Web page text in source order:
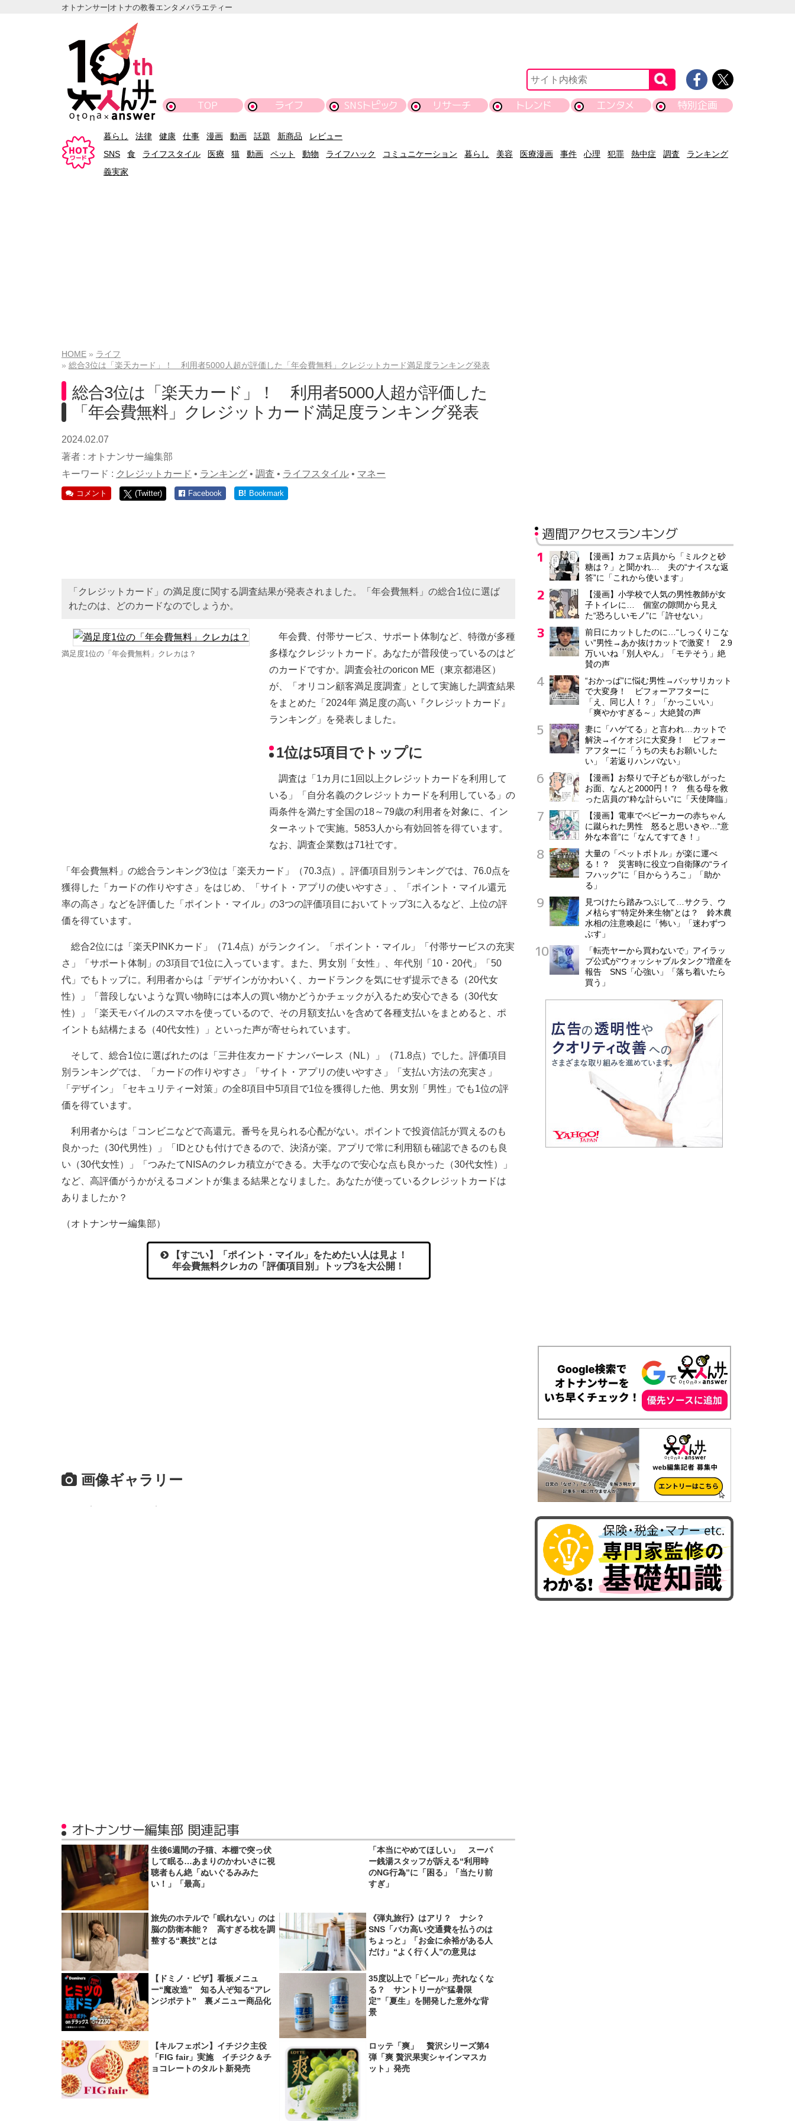
オトナンサー|オトナの教養エンタメバラエティー
TOP ライフ SNSトピック リサーチ トレンド エンタメ 特別企画
暮らし 法律 健康 仕事 漫画 動画 話題 新商品
レビュー
SNS
食 ライフスタイル 医療 猫 動画 ペット 動物 ライフハック コミュニケーション 暮らし 美容 医療漫画 事件 心理 犯罪 熱中症 調査
ランキング
義実家
HOME
ライフ
総合3位は「楽天カード」！ 利用者5000人超が評価した「年会費無料」クレジットカード満足度ランキング発表
総合3位は「楽天カード」！ 利用者5000人超が評価した
「年会費無料」クレジットカード満足度ランキング発表
2024.02.07
著者 : オトナンサー編集部
キーワード : クレジットカード • ランキング • 調査 • ライフスタイル • マネー
コメント (Twitter) Facebook B! Bookmark
「クレジットカード」の満足度に関する調査結果が発表されました。「年会費無料」の総合1位に選ば
れたのは、どのカードなのでしょうか。
満足度1位の「年会費無料」クレカは？
年会費、付帯サービス、サポート体制など、特徴が多種
多様なクレジットカード。あなたが普段使っているのはど
のカードですか。調査会社のoricon ME（東京都港区）
が、「オリコン顧客満足度調査」として実施した調査結果
をまとめた「2024年 満足度の高い『クレジットカード』
ランキング」を発表しました。
1位は5項目でトップに
調査は「1カ月に1回以上クレジットカードを利用して
いる」「自分名義のクレジットカードを利用している」の
両条件を満たす全国の18～79歳の利用者を対象に、イン
ターネットで実施。5853人から有効回答を得ています。
なお、調査企業数は71社です。
「年会費無料」の総合ランキング3位は「楽天カード」（70.3点）。評価項目別ランキングでは、76.0点を
獲得した「カードの作りやすさ」をはじめ、「サイト・アプリの使いやすさ」、「ポイント・マイル還元
率の高さ」などを評価した「ポイント・マイル」の3つの評価項目においてトップ3に入るなど、上位の評
価を得ています。
総合2位には「楽天PINKカード」（71.4点）がランクイン。「ポイント・マイル」「付帯サービスの充実
さ」「サポート体制」の3項目で1位に入っています。また、男女別「女性」、年代別「10・20代」「50
代」でもトップに。利用者からは「デザインがかわいく、カードランクを気にせず提示できる（20代女
性）」「普段しないような買い物時には本人の買い物かどうかチェックが入るため安心できる（30代女
性）」「楽天モバイルのスマホを使っているので、その月額支払いを含めて各種支払いをまとめると、ポ
イントも結構たまる（40代女性）」といった声が寄せられています。
そして、総合1位に選ばれたのは「三井住友カード ナンバーレス（NL）」（71.8点）でした。評価項目
別ランキングでは、「カードの作りやすさ」「サイト・アプリの使いやすさ」「支払い方法の充実さ」
「デザイン」「セキュリティー対策」の全8項目中5項目で1位を獲得した他、男女別「男性」でも1位の評
価を得ています。
利用者からは「コンビニなどで高還元。番号を見られる心配がない。ポイントで投資信託が買えるのも
良かった（30代男性）」「IDとひも付けできるので、決済が楽。アプリで常に利用額も確認できるのも良
い（30代女性）」「つみたてNISAのクレカ積立ができる。大手なので安心な点も良かった（30代女性）」
など、高評価がうかがえるコメントが集まる結果となりました。あなたが使っているクレジットカードは
ありましたか？
（オトナンサー編集部）
【すごい】「ポイント・マイル」をためたい人は見よ！
年会費無料クレカの「評価項目別」トップ3を大公開！
画像ギャラリー
オトナンサー編集部 関連記事
生後6週間の子猫、本棚で突っ伏
して眠る…あまりのかわいさに視
聴者もん絶「ぬいぐるみみた
い！」「最高」
「本当にやめてほしい」 スーパ
ー銭湯スタッフが訴える“利用時
のNG行為”に「困る」「当たり前
すぎ」
旅先のホテルで「眠れない」のは
脳の防衛本能？ 高すぎる枕を調
整する“裏技”とは
《弾丸旅行》はアリ？ ナシ？
SNS「バカ高い交通費を払うのは
ちょっと」「お金に余裕がある人
だけ」“よく行く人”の意見は
【ドミノ・ピザ】看板メニュ
ー“魔改造” 知る人ぞ知る“アレ
ンジポテト” 裏メニュー商品化
35度以上で「ビール」売れなくな
る？ サントリーが“猛暑限
定”「夏生」を開発した意外な背
景
【キルフェボン】イチジク主役
「FIG fair」実施 イチジク＆チ
ョコレートのタルト新発売
ロッテ「爽」 贅沢シリーズ第4
弾「爽 贅沢果実シャインマスカ
ット」発売
週間アクセスランキング
【漫画】カフェ店員から「ミルクと砂
糖は？」と聞かれ… 夫の“ナイスな返
答”に「これから使います」
【漫画】小学校で人気の男性教師が女
子トイレに… 個室の隙間から見え
た“恐ろしいモノ”に「許せない」
前日にカットしたのに…“しっくりこな
い”男性→あか抜けカットで激変！ 2.9
万いいね「別人やん」「モテそう」絶
賛の声
“おかっぱ”に悩む男性→バッサリカット
で大変身！ ビフォーアフターに
「え、同じ人！？」「かっこいい」
「爽やかすぎる～」大絶賛の声
妻に「ハゲてる」と言われ…カットで
解決→イケオジに大変身！ ビフォー
アフターに「うちの夫もお願いした
い」「若返りハンパない」
【漫画】お祭りで子どもが欲しがった
お面、なんと2000円！？ 焦る母を救
った店員の“粋な計らい”に「天使降臨」
【漫画】電車でベビーカーの赤ちゃん
に蹴られた男性 怒ると思いきや…“意
外な本音”に「なんてすてき！」
大量の「ペットボトル」が楽に運べ
る！？ 災害時に役立つ自衛隊の“ライ
フハック”に「目からうろこ」「助か
る」
見つけたら踏みつぶして…サクラ、ウ
メ枯らす“特定外来生物”とは？ 鈴木農
水相の注意喚起に「怖い」「迷わずつ
ぶす」
「転売ヤーから買わないで」アイラッ
プ公式が“ウォッシャブルタンク”増産を
報告 SNS「心強い」「落ち着いたら
買う」